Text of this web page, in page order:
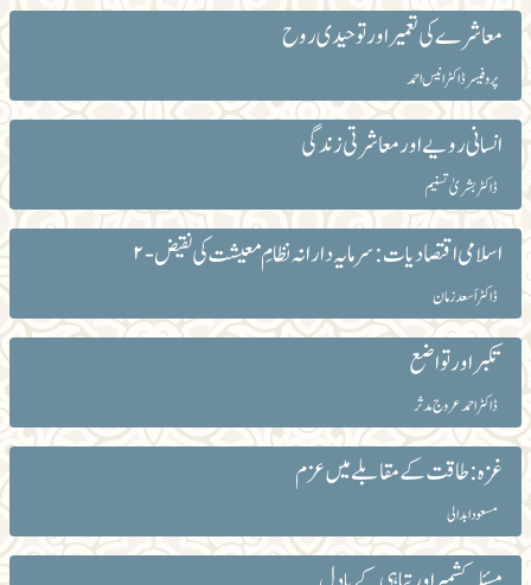
معاشرے کی تعمیر اور توحیدی روح
پروفیسر ڈاکٹر انیس احمد
انسانی رویے اور معاشرتی زندگی
ڈاکٹر بشریٰ تسنیم
اسلامی اقتصادیات : سرمایہ دارانہ نظامِ معیشت کی نقیض -۲
ڈاکٹر اَسعدزمان
تکبر اور تواضع
ڈاکٹر احمد عروج مدثر
غزہ: طاقت کے مقابلے میں عزم
مسعود ابدالی